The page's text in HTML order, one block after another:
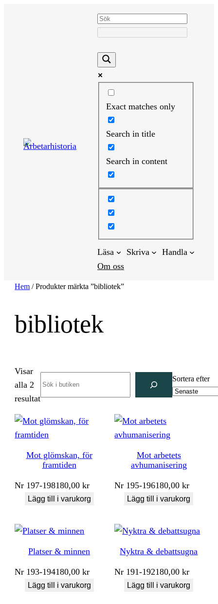
Exact matches only
Search in title
Search in content
Läsa Skriva
Handla
Om oss
Hem / Produkter märkta ”bibliotek”
bibliotek
Visar
alla 2
resultatSortera
senaste
Sortera efter
Mot glömskan, för
framtiden
Nr 197-198180,00kr
Lägg till i varukorg
Mot arbetets
avhumanisering
Nr 195-196180,00kr
Lägg till i varukorg
Platser & minnen
Nr 193-194180,00kr
Lägg till i varukorg
Nyktra & debattsugna
Nr 191-192180,00kr
Lägg till i varukorg